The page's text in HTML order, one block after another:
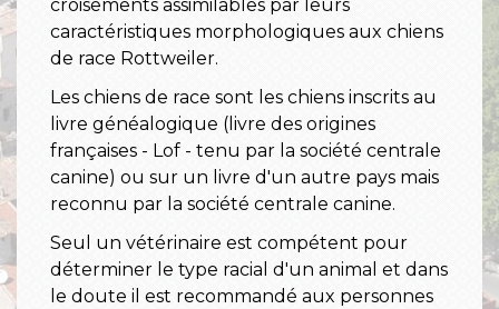
croisements assimilables par leurs
caractéristiques morphologiques aux chiens
de race Rottweiler.
Les chiens de race sont les chiens inscrits au
livre généalogique (livre des origines
françaises - Lof - tenu par la société centrale
canine) ou sur un livre d'un autre pays mais
reconnu par la société centrale canine.
Seul un vétérinaire est compétent pour
déterminer le type racial d'un animal et dans
le doute il est recommandé aux personnes